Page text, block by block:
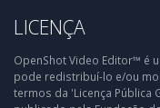
LICENÇA
OpenShot Video Editor™ é
pode redistribuí-lo e/ou
termos da 'Licença Pública